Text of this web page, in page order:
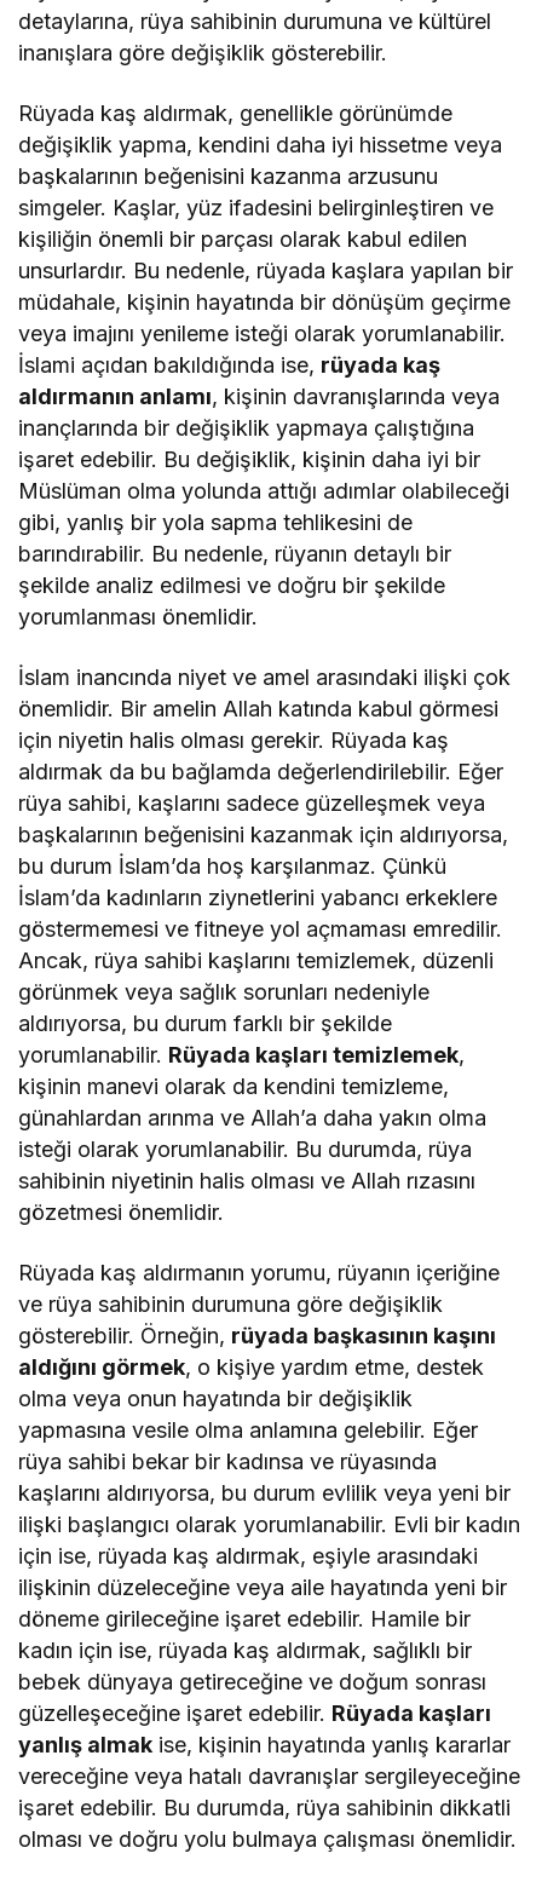
detaylarına, rüya sahibinin durumuna ve kültürel
inanışlara göre değişiklik gösterebilir.
Rüyada kaş aldırmak, genellikle görünümde
değişiklik yapma, kendini daha iyi hissetme veya
başkalarının beğenisini kazanma arzusunu
simgeler. Kaşlar, yüz ifadesini belirginleştiren ve
kişiliğin önemli bir parçası olarak kabul edilen
unsurlardır. Bu nedenle, rüyada kaşlara yapılan bir
müdahale, kişinin hayatında bir dönüşüm geçirme
veya imajını yenileme isteği olarak yorumlanabilir.
İslami açıdan bakıldığında ise, rüyada kaş
aldırmanın anlamı, kişinin davranışlarında veya
inançlarında bir değişiklik yapmaya çalıştığına
işaret edebilir. Bu değişiklik, kişinin daha iyi bir
Müslüman olma yolunda attığı adımlar olabileceği
gibi, yanlış bir yola sapma tehlikesini de
barındırabilir. Bu nedenle, rüyanın detaylı bir
şekilde analiz edilmesi ve doğru bir şekilde
yorumlanması önemlidir.
İslam inancında niyet ve amel arasındaki ilişki çok
önemlidir. Bir amelin Allah katında kabul görmesi
için niyetin halis olması gerekir. Rüyada kaş
aldırmak da bu bağlamda değerlendirilebilir. Eğer
rüya sahibi, kaşlarını sadece güzelleşmek veya
başkalarının beğenisini kazanmak için aldırıyorsa,
bu durum İslam’da hoş karşılanmaz. Çünkü
İslam’da kadınların ziynetlerini yabancı erkeklere
göstermemesi ve fitneye yol açmaması emredilir.
Ancak, rüya sahibi kaşlarını temizlemek, düzenli
görünmek veya sağlık sorunları nedeniyle
aldırıyorsa, bu durum farklı bir şekilde
yorumlanabilir. Rüyada kaşları temizlemek,
kişinin manevi olarak da kendini temizleme,
günahlardan arınma ve Allah’a daha yakın olma
isteği olarak yorumlanabilir. Bu durumda, rüya
sahibinin niyetinin halis olması ve Allah rızasını
gözetmesi önemlidir.
Rüyada kaş aldırmanın yorumu, rüyanın içeriğine
ve rüya sahibinin durumuna göre değişiklik
gösterebilir. Örneğin, rüyada başkasının kaşını
aldığını görmek, o kişiye yardım etme, destek
olma veya onun hayatında bir değişiklik
yapmasına vesile olma anlamına gelebilir. Eğer
rüya sahibi bekar bir kadınsa ve rüyasında
kaşlarını aldırıyorsa, bu durum evlilik veya yeni bir
ilişki başlangıcı olarak yorumlanabilir. Evli bir kadın
için ise, rüyada kaş aldırmak, eşiyle arasındaki
ilişkinin düzeleceğine veya aile hayatında yeni bir
döneme girileceğine işaret edebilir. Hamile bir
kadın için ise, rüyada kaş aldırmak, sağlıklı bir
bebek dünyaya getireceğine ve doğum sonrası
güzelleşeceğine işaret edebilir. Rüyada kaşları
yanlış almak ise, kişinin hayatında yanlış kararlar
vereceğine veya hatalı davranışlar sergileyeceğine
işaret edebilir. Bu durumda, rüya sahibinin dikkatli
olması ve doğru yolu bulmaya çalışması önemlidir.